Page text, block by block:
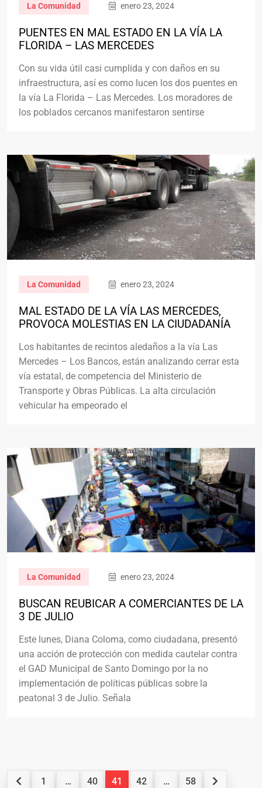
La Comunidad enero 23, 2024
PUENTES EN MAL ESTADO EN LA VÍA LA
FLORIDA – LAS MERCEDES
Con su vida útil casi cumplida y con daños en su
infraestructura, así es como lucen los dos puentes en
la vía La Florida – Las Mercedes. Los moradores de
los poblados cercanos manifestaron sentirse
La Comunidad enero 23, 2024
MAL ESTADO DE LA VÍA LAS MERCEDES,
PROVOCA MOLESTIAS EN LA CIUDADANÍA
Los habitantes de recintos aledaños a la vía Las
Mercedes – Los Bancos, están analizando cerrar esta
vía estatal, de competencia del Ministerio de
Transporte y Obras Públicas. La alta circulación
vehicular ha empeorado el
La Comunidad enero 23, 2024
BUSCAN REUBICAR A COMERCIANTES DE LA
3 DE JULIO
Este lunes, Diana Coloma, como ciudadana, presentó
una acción de protección con medida cautelar contra
el GAD Municipal de Santo Domingo por la no
implementación de políticas públicas sobre la
peatonal 3 de Julio. Señala
1 … 40 41 42 … 58